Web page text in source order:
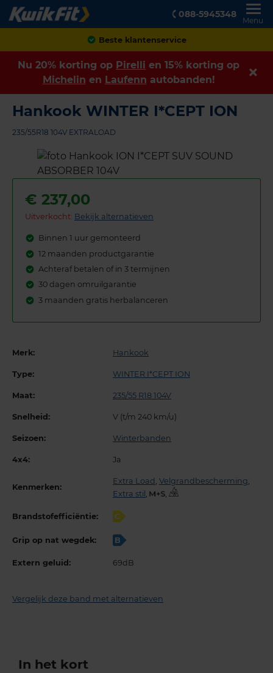
088-5945348
Menu
Achteraf betalen
Nu 20% korting op Pirelli en 15% korting op
Michelin en Laufenn autobanden!
Hankook WINTER I*CEPT ION
235/55R18 104V EXTRALOAD
€ 237,00
Uitverkocht: Bekijk alternatieven
Binnen 1 uur gemonteerd
12 maanden productgarantie
Achteraf betalen of in 3 termijnen
30 dagen omruilgarantie
3 maanden gratis herbalanceren
Merk: Hankook
Type: WINTER I*CEPT ION
Maat: 235/55 R18 104V
Snelheid: V (t/m 240 km/u)
Seizoen: Winterbanden
4x4: Ja
Kenmerken:
Extra Load , Velgrandbescherming,
Extra stil , ,
Brandstofefficiëntie: C
Grip op nat wegdek: B
Extern geluid: 69dB
Vergelijk deze band met alternatieven
In het kort